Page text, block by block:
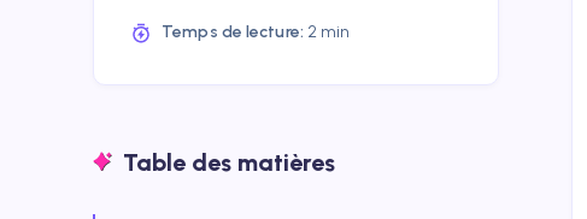
Temps de lecture: 2 min
Table des matières